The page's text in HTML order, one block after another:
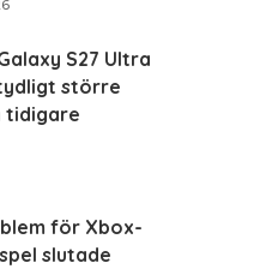
S27 Ultra
större
tidigare
för Xbox-
slutade